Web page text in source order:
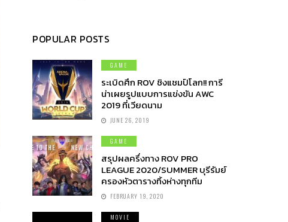
POPULAR POSTS
GAME
ระเบิดศึก ROV ชิงแชมป์โลก!! การี
น่าเผยรูปแบบการแข่งขัน AWC
2019 ที่เวียดนาม
JUNE 26, 2019
GAME
สรุปผลครึ่งทาง ROV PRO
LEAGUE 2020/SUMMER บุรีรัมย์
ครองหัวตารางทิ้งห่างทุกทีม
FEBRUARY 19, 2020
MOVIE